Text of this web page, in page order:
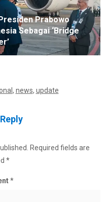
Prabowo
Sebagai ‘Bridge
, news, update
Required fields are
*
*